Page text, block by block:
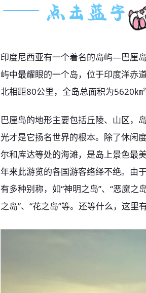
印度尼西亚有一个着名的岛屿—巴厘
屿中最耀眼的一个岛，位于印度洋赤
北相距80公里，全岛总面积为5620㎞
巴厘岛的地形主要包括丘陵、山区，
光才是它扬名世界的根本。除了休闲
尔和库达等处的海滩，是岛上景色最
年来此游览的各国游客络绎不绝。由
有多种别称，如“神明之岛”、“恶魔之
之岛”、“花之岛”等。还等什么，这里